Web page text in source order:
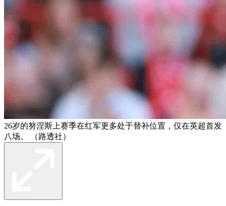
26岁的努涅斯上赛季在红军更多处于替补位置，仅在英超首发
八场。 （路透社）